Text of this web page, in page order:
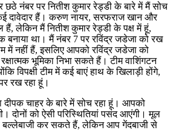
नंबर पर नितीश कुमार रेड्डी के बारे में मैं सोच
दावेदार हैं। करुण नायर, सरफराज खान और
हैं, लेकिन मैं नितीश कुमार रेड्डी के पक्ष में हूं,
बनाया था। मैं नंबर 7 पर रविंद्र जडेजा को रख
में नहीं हैं, इसलिए आपको रविंद्र जडेजा को
भूमिका निभा सकते हैं। टीम वाशिंगटन
विपक्षी टीम में कई बाएं हाथ के खिलाड़ी होंगे,
रख रहा हूं।
दीपक चाहर के बारे में सोच रहा हूं। आपको
दोनों को ऐसी परिस्थितियां पसंद आएंगी। मूल
बल्लेबाजी कर सकते हैं, लेकिन आप गेंदबाजी से